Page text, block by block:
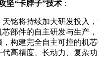
坚“卡脖子”技术 ：
天铭将持续加大研发投入
部件的自主研发与生产
构建完全自主可控的机芯
代高精度、长动力、复杂